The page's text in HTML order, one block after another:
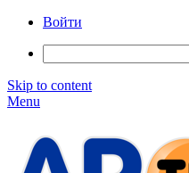
Войти
Skip to content
Menu